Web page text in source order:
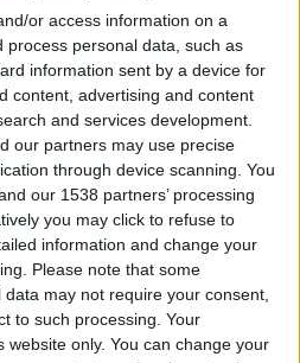
or access information on a
process personal data, such as
information sent by a device for
content, advertising and content
and services development.
our partners may use precise
through device scanning. You
our 1538 partners’ processing
you may click to refuse to
information and change your
Please note that some
may not require your consent,
to such processing. Your
website only. You can change your
la première journée du
Élite de l’AS Monaco a embrayé
fois face à Caen (1-1, 3-4 aux
à l’ouverture du score
le dernier quart d’heure de la
surtout le gardien monégasque
avec notamment un pénalty
période (37e) ainsi qu’un tir